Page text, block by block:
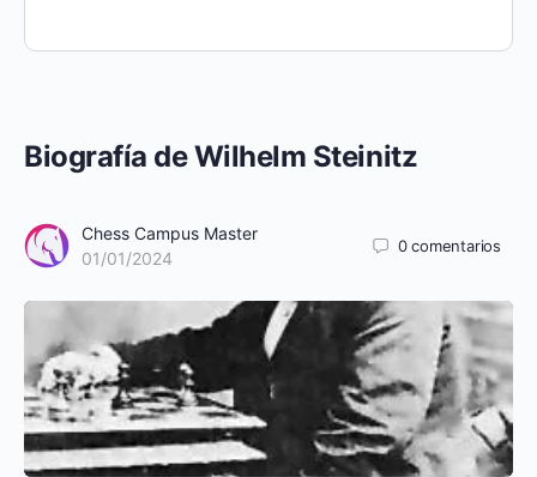
Biografía de Wilhelm Steinitz
Chess Campus Master
01/01/2024
0comentarios